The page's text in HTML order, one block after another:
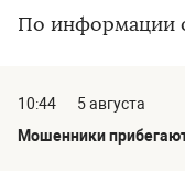
По информации
10:44
5 августа
Мошенники